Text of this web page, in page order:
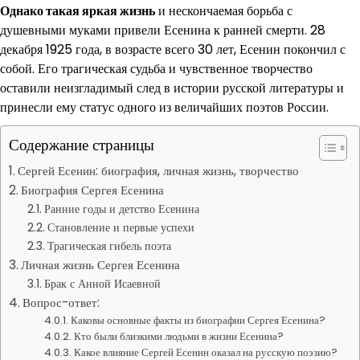
Однако такая яркая жизньи нескончаемая борьба с
душевными муками привели Есенина к ранней смерти. 28
декабря 1925 года, в возрасте всего 30 лет, Есенин покончил с
собой. Его трагическая судьба и чувственное творчество
оставили неизгладимый след в истории русской литературы и
принесли ему статус одного из величайших поэтов России.
Содержание страницы
Сергей Есенин: биография, личная жизнь, творчество
Биография Сергея Есенина
Ранние годы и детство Есенина
Становление и первые успехи
Трагическая гибель поэта
Личная жизнь Сергея Есенина
Брак с Анной Исаевной
Вопрос-ответ:
Каковы основные факты из биографии Сергея Есенина?
Кто были близкими людьми в жизни Есенина?
Какое влияние Сергей Есенин оказал на русскую поэзию?